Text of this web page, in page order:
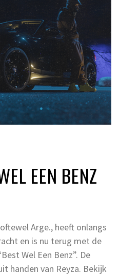
EEN BENZ
Arge., heeft onlangs
en is nu terug met de
Wel Een Benz”. De
handen van Reyza. Bekijk